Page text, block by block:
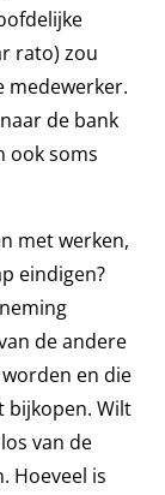
rato) zou
medewerker.
de bank
ook soms
met werken,
eindigen?
de andere
en die
bijkopen. Wilt
van de
Hoeveel is